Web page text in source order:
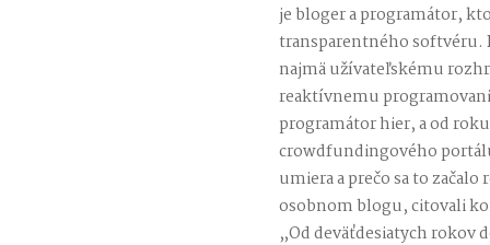
je bloger a programátor,
transparentného softvéru.
najmä užívateľskému
reaktívnemu
programátor hier, a od
crowdfundingového
umiera a prečo sa to
osobnom blogu, citovali
„Od deväťdesiatych rokov